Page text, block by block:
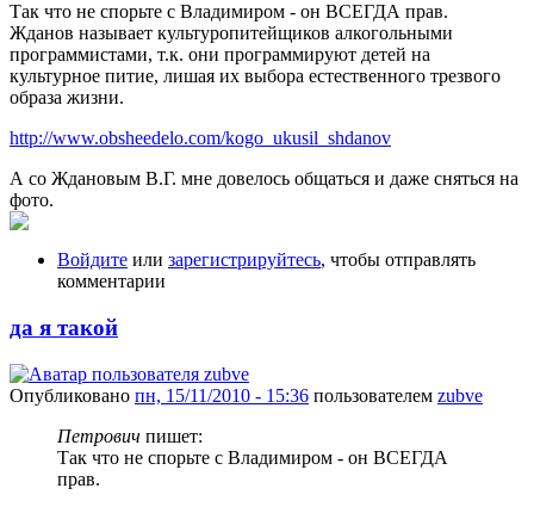
Так что не спорьте с Владимиром - он ВСЕГДА прав.
Жданов называет культуропитейщиков алкогольными
программистами, т.к. они программируют детей на
культурное питие, лишая их выбора естественного трезвого
образа жизни.
http://www.obsheedelo.com/kogo_ukusil_shdanov
А со Ждановым В.Г. мне довелось общаться и даже сняться на
фото.
Войдите или зарегистрируйтесь, чтобы отправлять
комментарии
да я такой
Опубликовано пн, 15/11/2010 - 15:36 пользователем zubve
Петрович пишет:
Так что не спорьте с Владимиром - он ВСЕГДА
прав.